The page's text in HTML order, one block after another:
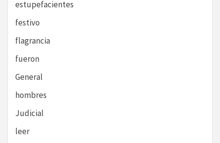
estupefacientes
festivo
flagrancia
fueron
General
hombres
Judicial
leer